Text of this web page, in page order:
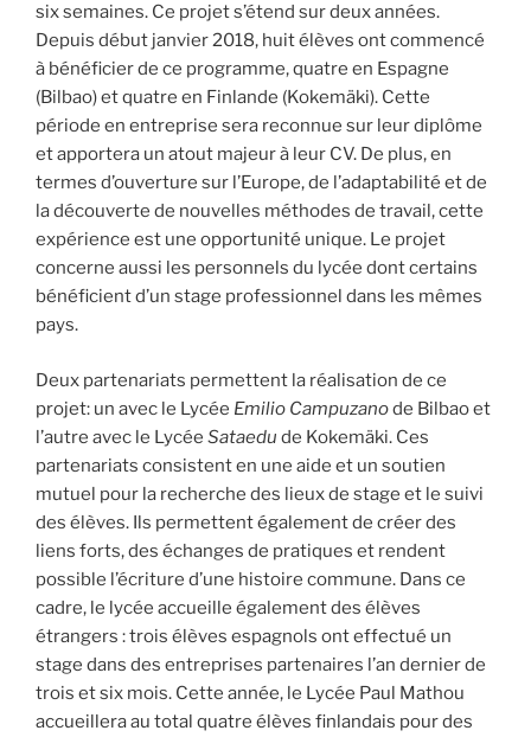
six semaines. Ce projet s’étend sur deux années.
Depuis début janvier 2018, huit élèves ont commencé
à bénéficier de ce programme, quatre en Espagne
(Bilbao) et quatre en Finlande (Kokemäki). Cette
période en entreprise sera reconnue sur leur diplôme
et apportera un atout majeur à leur CV. De plus, en
termes d’ouverture sur l’Europe, de l’adaptabilité et de
la découverte de nouvelles méthodes de travail, cette
expérience est une opportunité unique. Le projet
concerne aussi les personnels du lycée dont certains
bénéficient d’un stage professionnel dans les mêmes
pays.
Deux partenariats permettent la réalisation de ce
projet: un avec le Lycée Emilio Campuzanode Bilbao et
l’autre avec le Lycée Sataedu de Kokemäki. Ces
partenariats consistent en une aide et un soutien
mutuel pour la recherche des lieux de stage et le suivi
des élèves. Ils permettent également de créer des
liens forts, des échanges de pratiques et rendent
possible l’écriture d’une histoire commune. Dans ce
cadre, le lycée accueille également des élèves
étrangers : trois élèves espagnols ont effectué un
stage dans des entreprises partenaires l’an dernier de
trois et six mois. Cette année, le Lycée Paul Mathou
accueillera au total quatre élèves finlandais pour des